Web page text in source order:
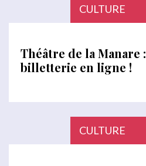
CULTURE
Théâtre de la Manare
billetterie en ligne !
CULTURE